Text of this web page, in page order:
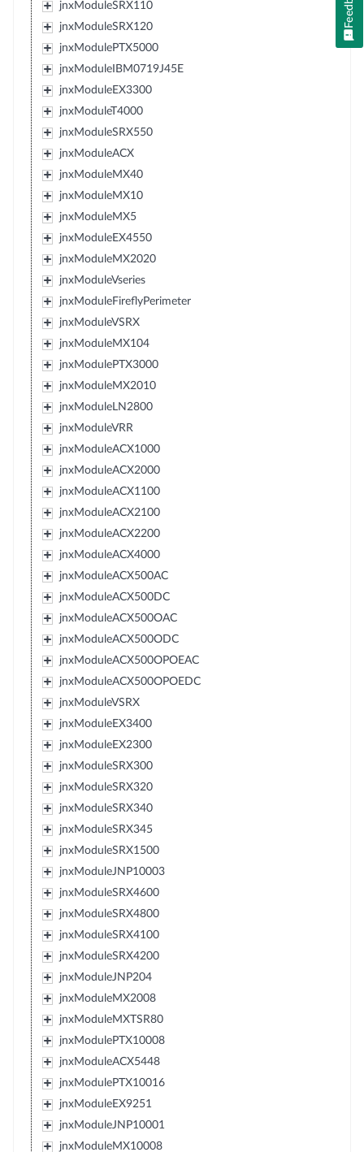
jnxModuleSRX110
jnxModuleSRX120
jnxModulePTX5000
jnxModuleIBM0719J45E
jnxModuleEX3300
jnxModuleT4000
jnxModuleSRX550
jnxModuleACX
jnxModuleMX40
jnxModuleMX10
jnxModuleMX5
jnxModuleEX4550
jnxModuleMX2020
jnxModuleVseries
jnxModuleFireflyPerimeter
jnxModuleVSRX
jnxModuleMX104
jnxModulePTX3000
jnxModuleMX2010
jnxModuleLN2800
jnxModuleVRR
jnxModuleACX1000
jnxModuleACX2000
jnxModuleACX1100
jnxModuleACX2100
jnxModuleACX2200
jnxModuleACX4000
jnxModuleACX500AC
jnxModuleACX500DC
jnxModuleACX500OAC
jnxModuleACX500ODC
jnxModuleACX500OPOEAC
jnxModuleACX500OPOEDC
jnxModuleVSRX
jnxModuleEX3400
jnxModuleEX2300
jnxModuleSRX300
jnxModuleSRX320
jnxModuleSRX340
jnxModuleSRX345
jnxModuleSRX1500
jnxModuleJNP10003
jnxModuleSRX4600
jnxModuleSRX4800
jnxModuleSRX4100
jnxModuleSRX4200
jnxModuleJNP204
jnxModuleMX2008
jnxModuleMXTSR80
jnxModulePTX10008
jnxModuleACX5448
jnxModulePTX10016
jnxModuleEX9251
jnxModuleJNP10001
jnxModuleMX10008